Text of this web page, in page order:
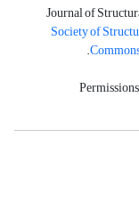
Journal of
Society of
.